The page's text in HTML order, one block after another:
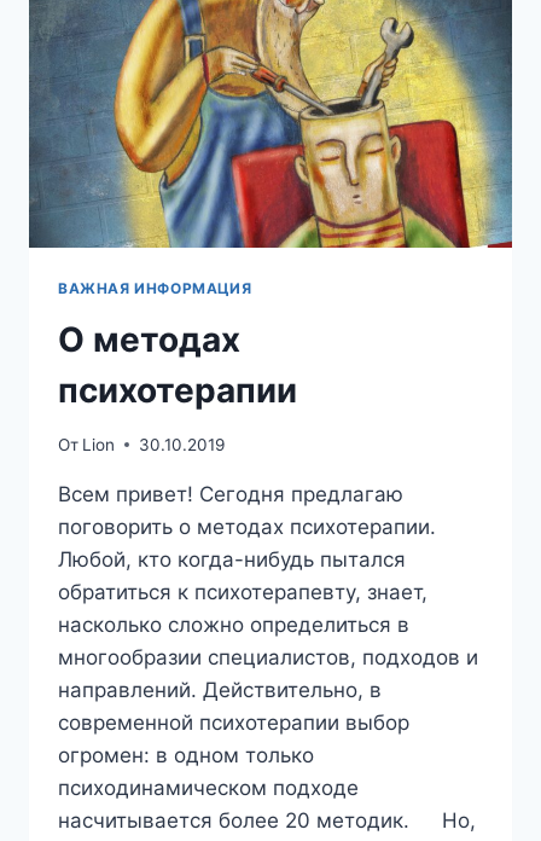
ВАЖНАЯ ИНФОРМАЦИЯ
О методах
психотерапии
От Lion 30.10.2019
Всем привет! Сегодня предлагаю
поговорить о методах психотерапии.
Любой, кто когда-нибудь пытался
обратиться к психотерапевту, знает,
насколько сложно определиться в
многообразии специалистов, подходов и
направлений. Действительно, в
современной психотерапии выбор
огромен: в одном только
психодинамическом подходе
насчитывается более 20 методик. ⠀ Но,